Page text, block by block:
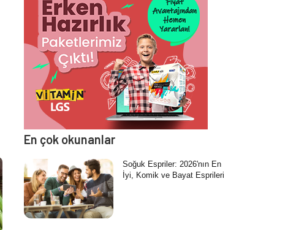
En çok okunanlar
Soğuk Espriler: 2026'nın En
İyi, Komik ve Bayat Esprileri